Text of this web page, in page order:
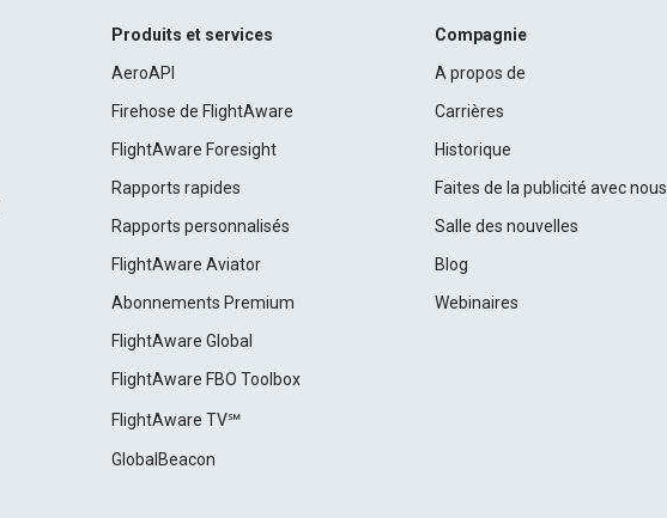
Produits et services
AeroAPI
Firehose de FlightAware
FlightAware Foresight
Rapports rapides
Rapports personnalisés
FlightAware Aviator
Abonnements Premium
FlightAware Global
FlightAware FBO Toolbox
FlightAware TV℠
GlobalBeacon
Compagnie
A propos de
Carrières
Historique
Faites de la publicité avec nous
Salle des nouvelles
Blog
Webinaires